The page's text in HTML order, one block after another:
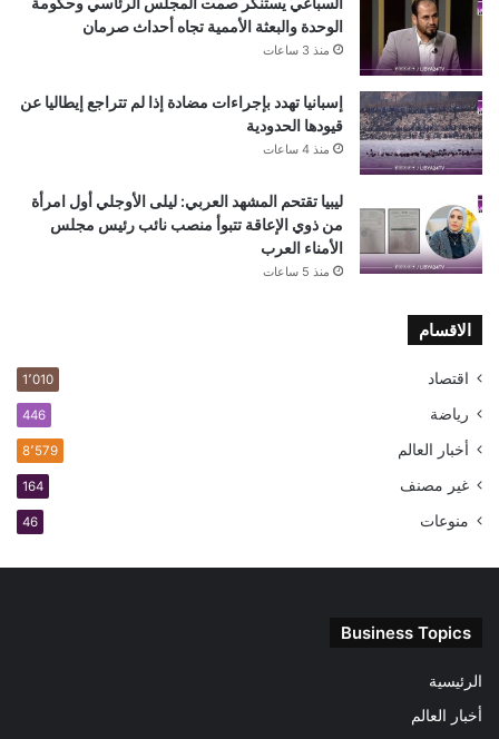
الوحدة والبعثة الأممية تجاه أحداث صرمان
منذ 3 ساعات
إسبانيا تهدد بإجراءات مضادة إذا لم تتراجع إيطاليا عن
قيودها الحدودية
منذ 4 ساعات
ليبيا تقتحم المشهد العربي: ليلى الأوجلي أول امرأة
من ذوي الإعاقة تتبوأ منصب نائب رئيس مجلس
الأمناء العرب
منذ 5 ساعات
الاقسام
اقتصاد 1٬010
رياضة 446
أخبار العالم 8٬579
غير مصنف 164
منوعات 46
Business Topics
الرئيسية
أخبار العالم